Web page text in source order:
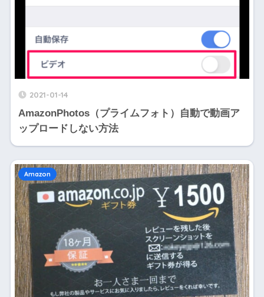
2021-01-14
AmazonPhotos（プライムフォト）自動で動画ア
ップロードしない方法
Amazon